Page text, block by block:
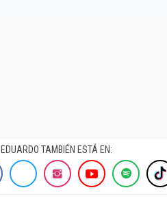
EDUARDO TAMBIÉN ESTÁ EN: